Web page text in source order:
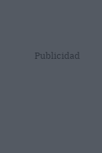
Publicidad